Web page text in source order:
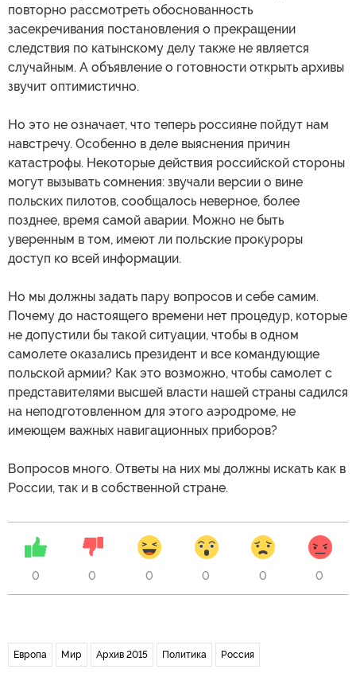
повторно рассмотреть обоснованность
засекречивания постановления о прекращении
следствия по катынскому делу также не является
случайным. А объявление о готовности открыть архивы
звучит оптимистично.
Но это не означает, что теперь россияне пойдут нам
навстречу. Особенно в деле выяснения причин
катастрофы. Некоторые действия российской стороны
могут вызывать сомнения: звучали версии о вине
польских пилотов, сообщалось неверное, более
позднее, время самой аварии. Можно не быть
уверенным в том, имеют ли польские прокуроры
доступ ко всей информации.
Но мы должны задать пару вопросов и себе самим.
Почему до настоящего времени нет процедур, которые
не допустили бы такой ситуации, чтобы в одном
самолете оказались президент и все командующие
польской армии? Как это возможно, чтобы самолет с
представителями высшей власти нашей страны садился
на неподготовленном для этого аэродроме, не
имеющем важных навигационных приборов?
Вопросов много. Ответы на них мы должны искать как в
России, так и в собственной стране.
0 0 0 0 0 0
Европа Мир Архив 2015 Политика Россия